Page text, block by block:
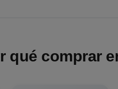
qué comprar